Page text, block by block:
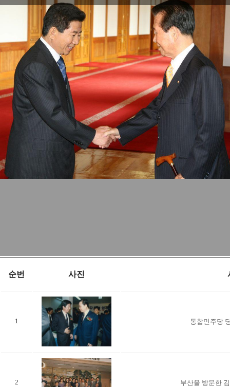
순번 사진
1 통합민주당
2 부산을 방문한